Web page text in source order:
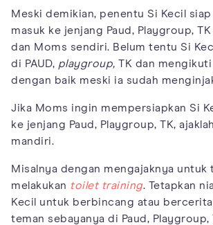
Meski demikian, penentu Si Kecil
masuk ke jenjang Paud, Playgroup, TK
dan Moms sendiri. Belum tentu Si
di PAUD, playgroup, TK dan
dengan baik meski ia sudah
Jika Moms ingin mempersiapkan Si
ke jenjang Paud, Playgroup, TK,
mandiri.
Misalnya dengan mengajaknya untuk
melakukan toilet training. Tetapkan
Kecil untuk berbincang atau
teman sebayanya di Paud, Playgroup,